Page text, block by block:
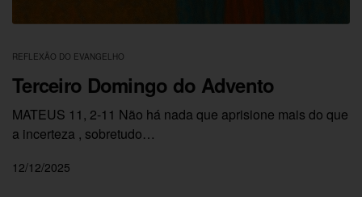
REFLEXÃO DO EVANGELHO
Terceiro Domingo do Advento
MATEUS 11, 2-11 Não há nada que aprisione mais do que
a incerteza , sobretudo…
12/12/2025